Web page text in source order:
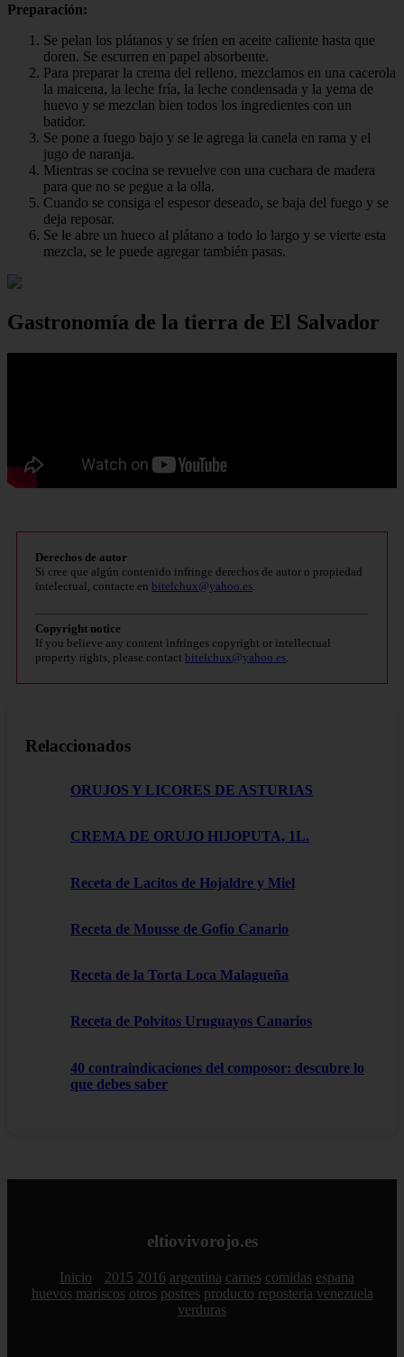
Preparación:
Se pelan los plátanos y se fríen en aceite caliente hasta que
doren. Se escurren en papel absorbente.
Para preparar la crema del relleno, mezclamos en una cacerola
la maicena, la leche fría, la leche condensada y la yema de
huevo y se mezclan bien todos los ingredientes con un
batidor.
Se pone a fuego bajo y se le agrega la canela en rama y el
jugo de naranja.
Mientras se cocina se revuelve con una cuchara de madera
para que no se pegue a la olla.
Cuando se consiga el espesor deseado, se baja del fuego y se
deja reposar.
Se le abre un hueco al plátano a todo lo largo y se vierte esta
mezcla, se le puede agregar también pasas.
Gastronomía de la tierra de El Salvador
Derechos de autor
Si cree que algún contenido infringe derechos de autor o propiedad
intelectual, contacte en bitelchux@yahoo.es
Copyright notice
If you believe any content infringes copyright or intellectual
property rights, please contact bitelchux@yahoo.es
Relaccionados
ORUJOS Y LICORES DE ASTURIAS
CREMA DE ORUJO HIJOPUTA, 1L.
Receta de Lacitos de Hojaldre y Miel
Receta de Mousse de Gofio Canario
Receta de la Torta Loca Malagueña
Receta de Polvitos Uruguayos Canarios
40 contraindicaciones del composor: descubre lo
que debes saber
eltiovivorojo.es
Inicio 2015 2016 argentina carnes comidas espana
huevos mariscos otros postres producto reposteria venezuela
verduras